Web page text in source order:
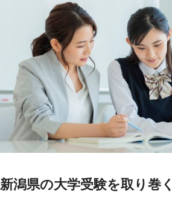
新潟県の大学受験を取り巻